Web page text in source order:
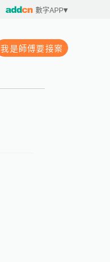
數字APP
我是師傅要接案